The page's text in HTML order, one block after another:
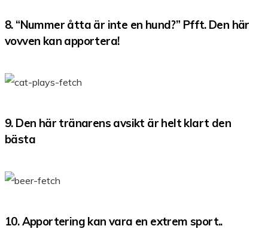
8. “Nummer åtta är inte en hund?” Pfft. Den här
vovven kan apportera!
9. Den här tränarens avsikt är helt klart den
bästa
10. Apportering kan vara en extrem sport..